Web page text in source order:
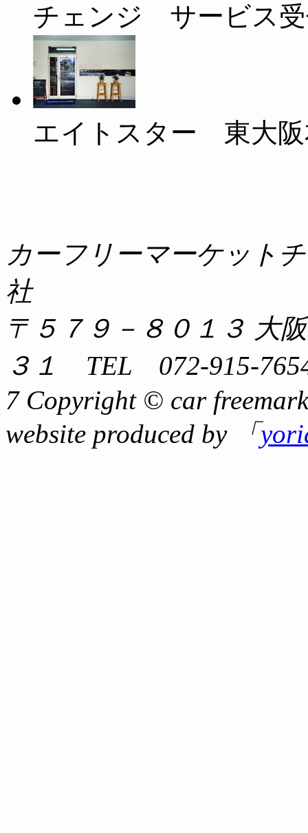
チェンジ サービス
エイトスター 東大阪
カーフリーマーケット
社
〒５７９－８０１３ 大
３１ TEL 072-915-
7 Copyright © car
website produced by 「